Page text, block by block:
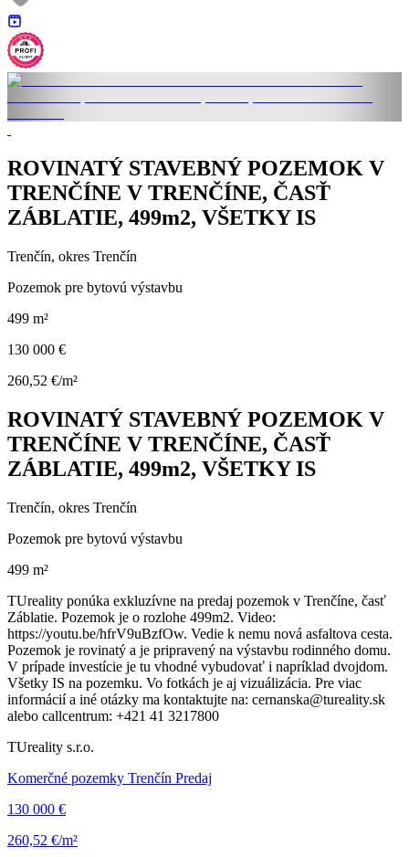
ROVINATÝ STAVEBNÝ POZEMOK V
TRENČÍNE V TRENČÍNE, ČASŤ
ZÁBLATIE, 499m2, VŠETKY IS
Trenčín, okres Trenčín
Pozemok pre bytovú výstavbu
499 m²
130 000 €
260,52 €/m²
ROVINATÝ STAVEBNÝ POZEMOK V
TRENČÍNE V TRENČÍNE, ČASŤ
ZÁBLATIE, 499m2, VŠETKY IS
Trenčín, okres Trenčín
Pozemok pre bytovú výstavbu
499 m²
TUreality ponúka exkluzívne na predaj pozemok v Trenčíne, časť
Záblatie. Pozemok je o rozlohe 499m2. Video:
https://youtu.be/hfrV9uBzfOw. Vedie k nemu nová asfaltova cesta.
Pozemok je rovinatý a je pripravený na výstavbu rodinného domu.
V prípade investície je tu vhodné vybudovať i napríklad dvojdom.
Všetky IS na pozemku. Vo fotkách je aj vizuálizácia. Pre viac
informácií a iné otázky ma kontaktujte na: cernanska@tureality.sk
alebo callcentrum: +421 41 3217800
TUreality s.r.o.
Komerčné pozemky Trenčín Predaj
130 000 €
260,52 €/m²